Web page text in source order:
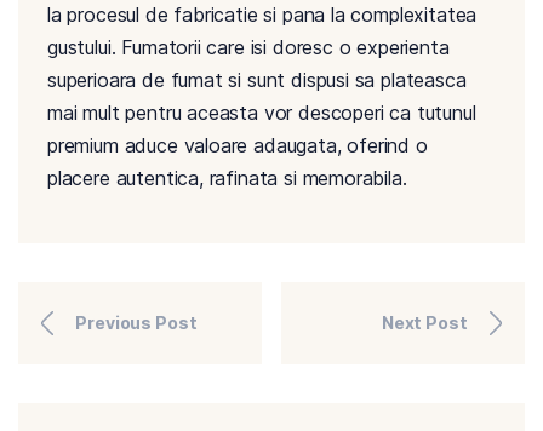
la procesul de fabricatie si pana la complexitatea
gustului. Fumatorii care isi doresc o experienta
superioara de fumat si sunt dispusi sa plateasca
mai mult pentru aceasta vor descoperi ca tutunul
premium aduce valoare adaugata, oferind o
placere autentica, rafinata si memorabila.
Previous Post Next Post